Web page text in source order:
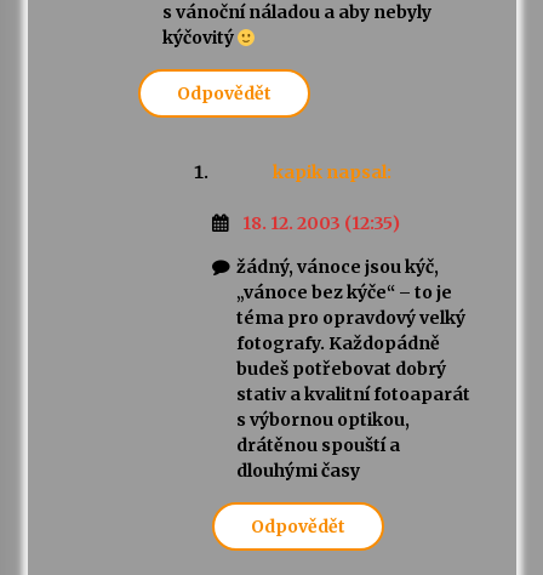
s vánoční náladou a aby nebyly
kýčovitý
Odpovědět
kapik napsal:
18. 12. 2003 (12:35)
žádný, vánoce jsou kýč,
„vánoce bez kýče“ – to je
téma pro opravdový velký
fotografy. Každopádně
budeš potřebovat dobrý
stativ a kvalitní fotoaparát
s výbornou optikou,
drátěnou spouští a
dlouhými časy
Odpovědět